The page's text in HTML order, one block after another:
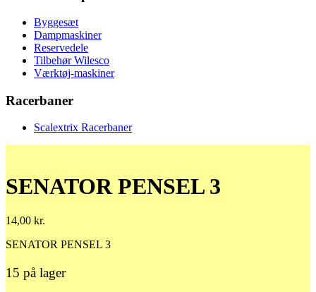
Byggesæt
Dampmaskiner
Reservedele
Tilbehør Wilesco
Værktøj-maskiner
Racerbaner
Scalextrix Racerbaner
SENATOR PENSEL 3
14,00 kr.
SENATOR PENSEL 3
15 på lager